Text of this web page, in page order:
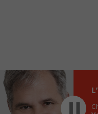
locale vous sont
Player